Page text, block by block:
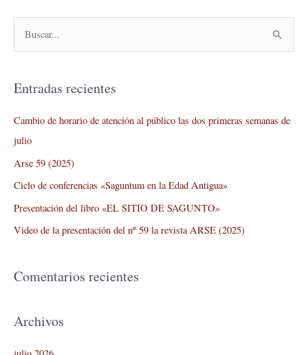
c
a
r
p
Entradas recientes
Cambio de horario de atención al público las dos primeras semanas de
julio
Arse 59 (2025)
Ciclo de conferencias «Saguntum en la Edad Antigua»
Presentación del libro «EL SITIO DE SAGUNTO»
Video de la presentación del nº 59 la revista ARSE (2025)
Comentarios recientes
Archivos